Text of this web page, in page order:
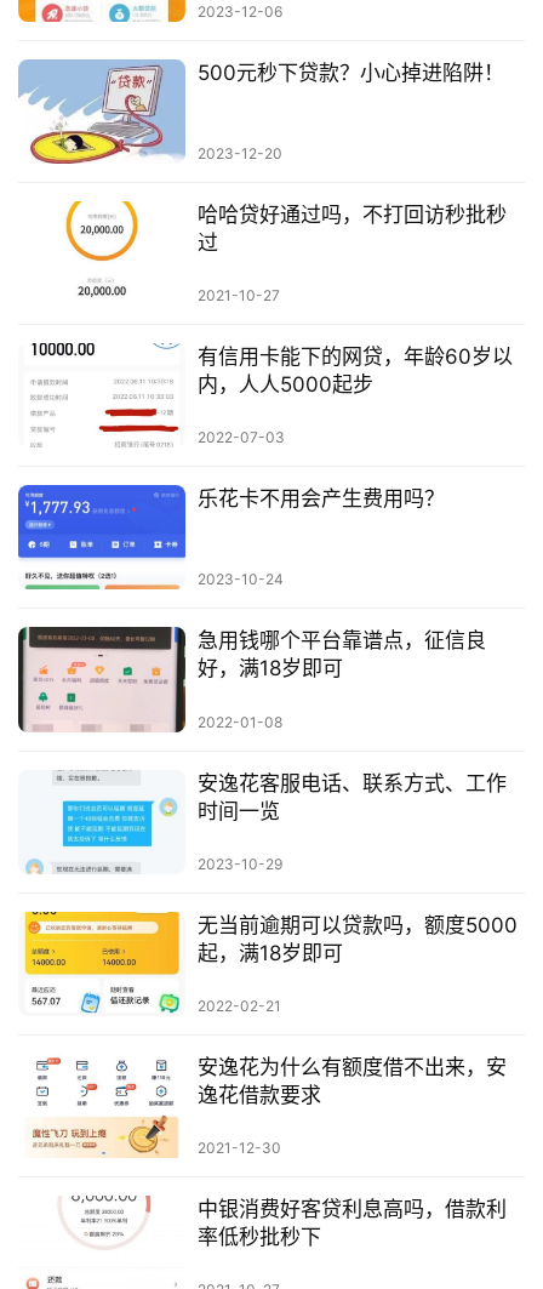
2023-12-06
500元秒下贷款？小心掉进陷阱！
2023-12-20
哈哈贷好通过吗，不打回访秒批秒
过
2021-10-27
有信用卡能下的网贷，年龄60岁以
内，人人5000起步
2022-07-03
乐花卡不用会产生费用吗？
2023-10-24
急用钱哪个平台靠谱点，征信良
好，满18岁即可
2022-01-08
安逸花客服电话、联系方式、工作
时间一览
2023-10-29
无当前逾期可以贷款吗，额度5000
起，满18岁即可
2022-02-21
安逸花为什么有额度借不出来，安
逸花借款要求
2021-12-30
中银消费好客贷利息高吗，借款利
率低秒批秒下